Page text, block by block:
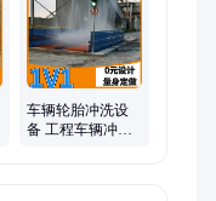
车辆轮胎冲洗设
备 工程车辆冲洗